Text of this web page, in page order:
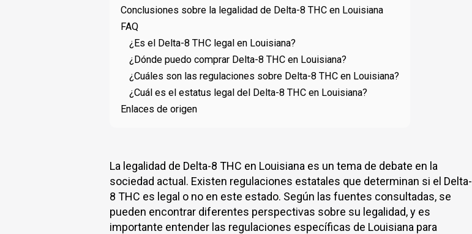
Conclusiones sobre la legalidad de Delta-8 THC en Louisiana
FAQ
¿Es el Delta-8 THC legal en Louisiana?
¿Dónde puedo comprar Delta-8 THC en Louisiana?
¿Cuáles son las regulaciones sobre Delta-8 THC en Louisiana?
¿Cuál es el estatus legal del Delta-8 THC en Louisiana?
Enlaces de origen
La legalidad de Delta-8 THC en Louisiana es un tema de debate en la
sociedad actual. Existen regulaciones estatales que determinan si el Delta-
8 THC es legal o no en este estado. Según las fuentes consultadas, se
pueden encontrar diferentes perspectivas sobre su legalidad, y es
importante entender las regulaciones específicas de Louisiana para